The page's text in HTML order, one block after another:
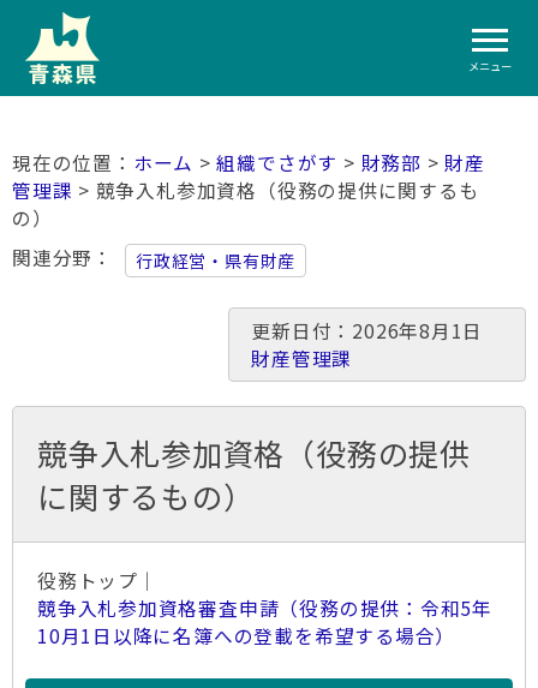
メニュー
ホーム >組織でさがす > 財務部 >財産
管理課 > 競争入札参加資格（役務の提供に関するも
の）
関連分野
行政経営・県有財産
更新日付：2026年8月1日
財産管理課
競争入札参加資格（役務の提供
に関するもの）
役務トップ｜
競争入札参加資格審査申請（役務の提供：令和5年
10月1日以降に名簿への登載を希望する場合）